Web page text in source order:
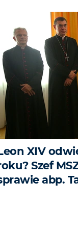
XIV
Szef
abp.